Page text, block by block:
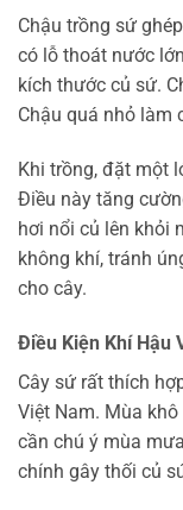
Chậu trồng sứ
có lỗ thoát nước
kích thước củ sứ.
Chậu quá nhỏ làm
Khi trồng, đặt một
Điều này tăng
hơi nổi củ lên khỏi
không khí, tránh
cho cây.
Điều Kiện Khí Hậu
Cây sứ rất thích
Việt Nam. Mùa
cần chú ý mùa
chính gây thối củ